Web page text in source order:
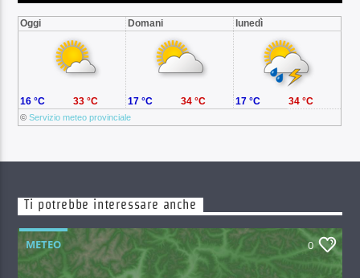
Oggi Domani lunedì
©Servizio meteo provinciale
16 °C 33 °C 17 °C 34 °C 17 °C 34 °C
Ti potrebbe interessare anche
METEO 0